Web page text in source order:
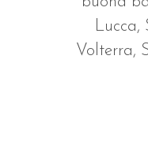
Lucca,
Volterra,